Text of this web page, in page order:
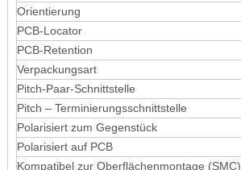
Orientierung
PCB-Locator
PCB-Retention
Verpackungsart
Pitch-Paar-Schnittstelle
Pitch – Terminierungsschnittstelle
Polarisiert zum Gegenstück
Polarisiert auf PCB
Kompatibel zur Oberflächenmontage (SMC)